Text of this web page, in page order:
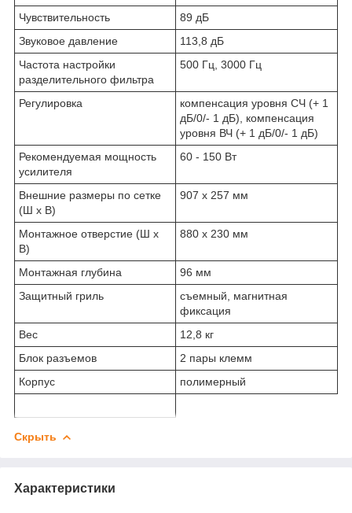
Чувствительность
89 дБ
Звуковое давление
113,8 дБ
Частота настройки
разделительного фильтра
500 Гц, 3000 Гц
Регулировка
компенсация уровня СЧ (+ 1
дБ/0/- 1 дБ), компенсация
уровня ВЧ (+ 1 дБ/0/- 1 дБ)
Рекомендуемая мощность
усилителя
60 - 150 Вт
Внешние размеры по сетке
(Ш х В)
907 х 257 мм
Монтажное отверстие (Ш х
В)
880 х 230 мм
Монтажная глубина
96 мм
Защитный гриль
съемный, магнитная
фиксация
Вес
12,8 кг
Блок разъемов
2 пары клемм
Корпус
полимерный
Скрыть
Характеристики